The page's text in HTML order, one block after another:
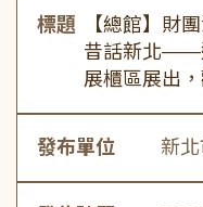
標題
【總館】財
昔話新北——
展櫃區展出
發布單位 新